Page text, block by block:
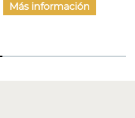
Más información